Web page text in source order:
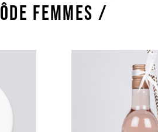
ÔDE FEMMES /